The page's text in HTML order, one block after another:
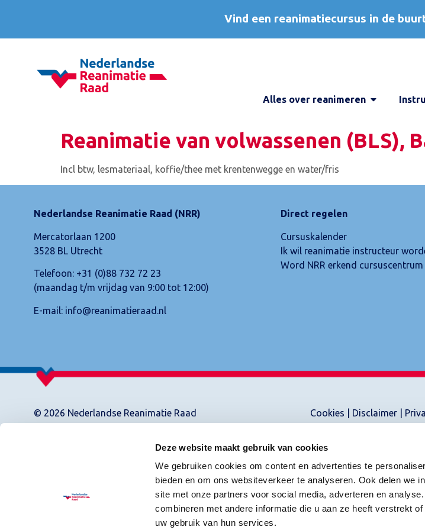
Deze website maakt gebruik van cookies
We gebruiken cookies om content en advertenties te
bieden en om ons websiteverkeer te analyseren. Ook delen we
site met onze partners voor social media, adverteren en
combineren met andere informatie die u aan ze heeft verstrekt
uw gebruik van hun services.
Vind een reanimatiecursus in de
Alles over reanimeren
Reanimatie van volwassenen (BLS),
Incl btw, lesmateriaal, koffie/thee met krentenwegge en water/fris
Nederlandse Reanimatie Raad (NRR)
Mercatorlaan 1200
3528 BL Utrecht
Telefoon: +31 (0)88 732 72 23
(maandag t/m vrijdag van 9:00 tot 12:00)
E-mail: info@reanimatieraad.nl
Direct regelen
Cursuskalender
Ik wil reanimatie instructeur
Word NRR erkend cursuscentrum
© 2026 Nederlandse Reanimatie Raad Cookies Disclaimer